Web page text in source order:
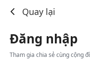
Quay lại
Đăng nhập
Tham gia chia sẻ cùng cộng